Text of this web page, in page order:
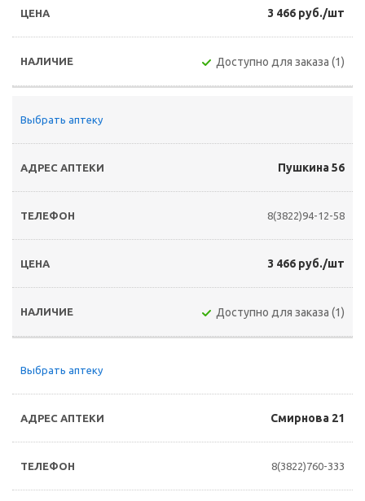
3 466 руб./шт
Доступно для заказа (1)
Выбрать аптеку
Пушкина 56
8(3822)94-12-58
3 466 руб./шт
Доступно для заказа (1)
Выбрать аптеку
Смирнова 21
8(3822)760-333